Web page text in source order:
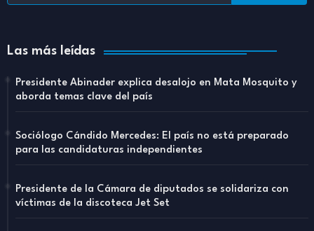
Las más leídas
Presidente Abinader explica desalojo en Mata Mosquito y
aborda temas clave del país
Sociólogo Cándido Mercedes: El país no está preparado
para las candidaturas independientes
Presidente de la Cámara de diputados se solidariza con
víctimas de la discoteca Jet Set